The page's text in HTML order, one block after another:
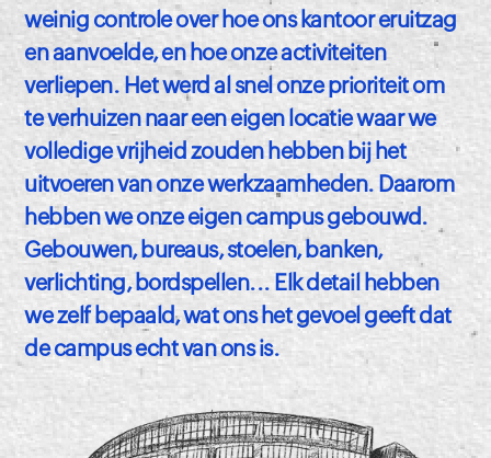
weinig controle over hoe ons kantoor eruitzag
en aanvoelde, en hoe onze activiteiten
verliepen. Het werd al snel onze prioriteit om
te verhuizen naar een eigen locatie waar we
volledige vrijheid zouden hebben bij het
uitvoeren van onze werkzaamheden. Daarom
hebben we onze eigen campus gebouwd.
Gebouwen, bureaus, stoelen, banken,
verlichting, bordspellen... Elk detail hebben
we zelf bepaald, wat ons het gevoel geeft dat
de campus echt van ons is.